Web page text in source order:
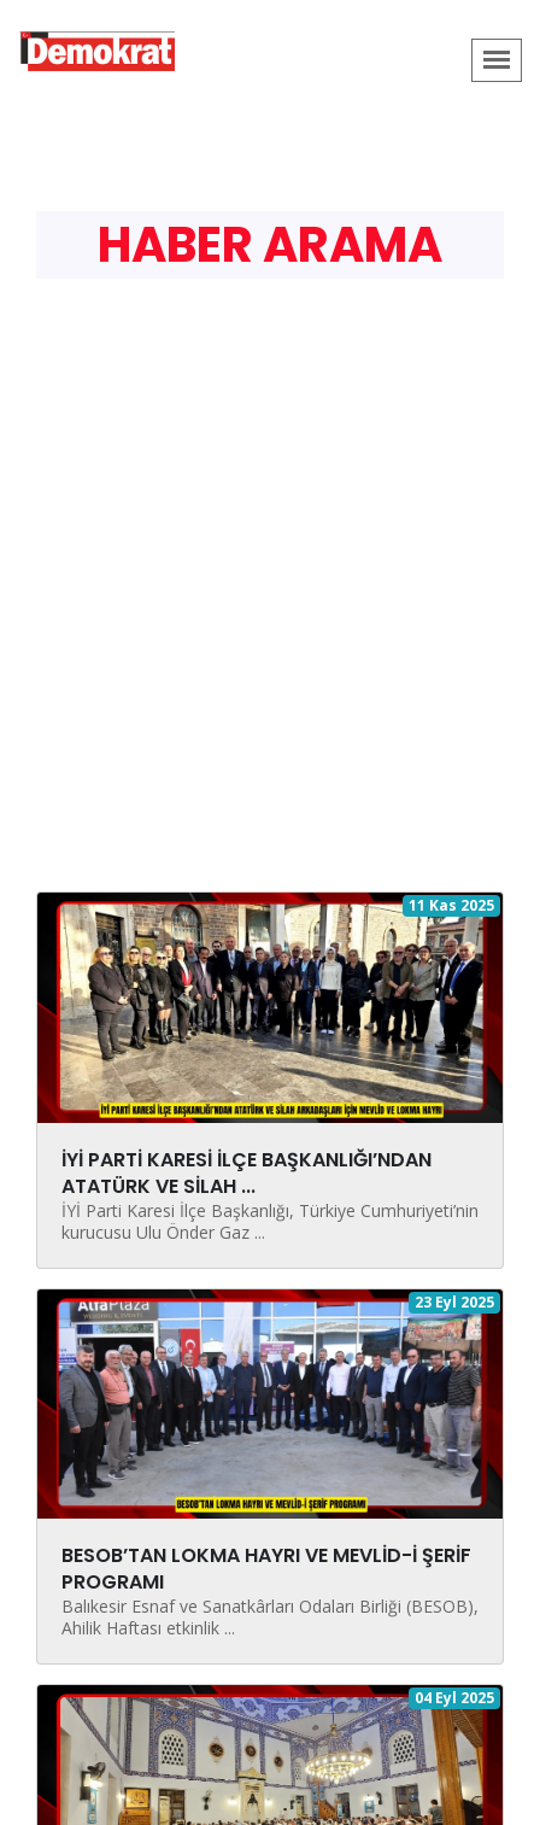
HABER ARAMA
11 Kas 2025
İYİ PARTİ KARESİ İLÇE BAŞKANLIĞI’NDAN
ATATÜRK VE SİLAH ...
İYİ Parti Karesi İlçe Başkanlığı, Türkiye Cumhuriyeti’nin
kurucusu Ulu Önder Gaz ...
23 Eyl 2025
BESOB’TAN LOKMA HAYRI VE MEVLİD-İ ŞERİF
PROGRAMI
Balıkesir Esnaf ve Sanatkârları Odaları Birliği (BESOB),
Ahilik Haftası etkinlik ...
04 Eyl 2025